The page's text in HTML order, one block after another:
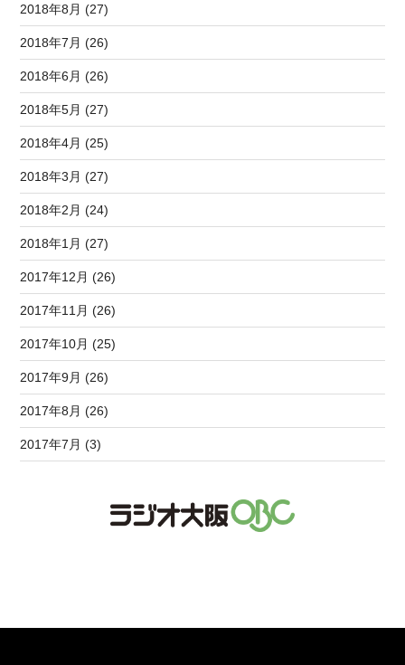
2018年8月 (27)
2018年7月 (26)
2018年6月 (26)
2018年5月 (27)
2018年4月 (25)
2018年3月 (27)
2018年2月 (24)
2018年1月 (27)
2017年12月 (26)
2017年11月 (26)
2017年10月 (25)
2017年9月 (26)
2017年8月 (26)
2017年7月 (3)